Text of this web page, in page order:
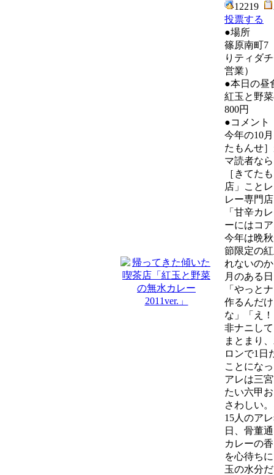
12219
投票する
●場所
篠原南町7
りティダ
営業）
●本日の昼
紅玉と野
800円
●コメント
今年の10
たもんせ
マ読者な
［きてた
店」こと
レー専門
「甘辛カ
ーにはコ
今年は晩
節限定の
れないの
月のある
「やっと
作るんだ
な」「え
非ナニし
まとまり
ロンで1日
ことにな
アレは三
たい六甲
さわしい
15人のア
日、骨董
カレーの
を心待ち
玉の水分